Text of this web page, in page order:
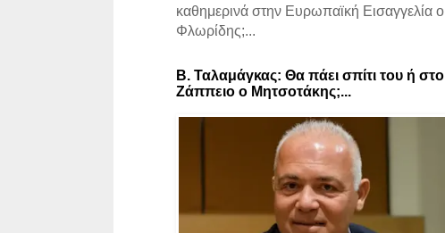
καθημερινά στην Ευρωπαϊκή Εισαγγελία
Φλωρίδης;...
Β. Ταλαμάγκας: Θα πάει σπίτι του ή στο
Ζάππειο ο Μητσοτάκης;...